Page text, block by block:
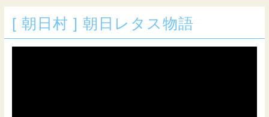
[ 朝日村 ] 朝日レタス物語